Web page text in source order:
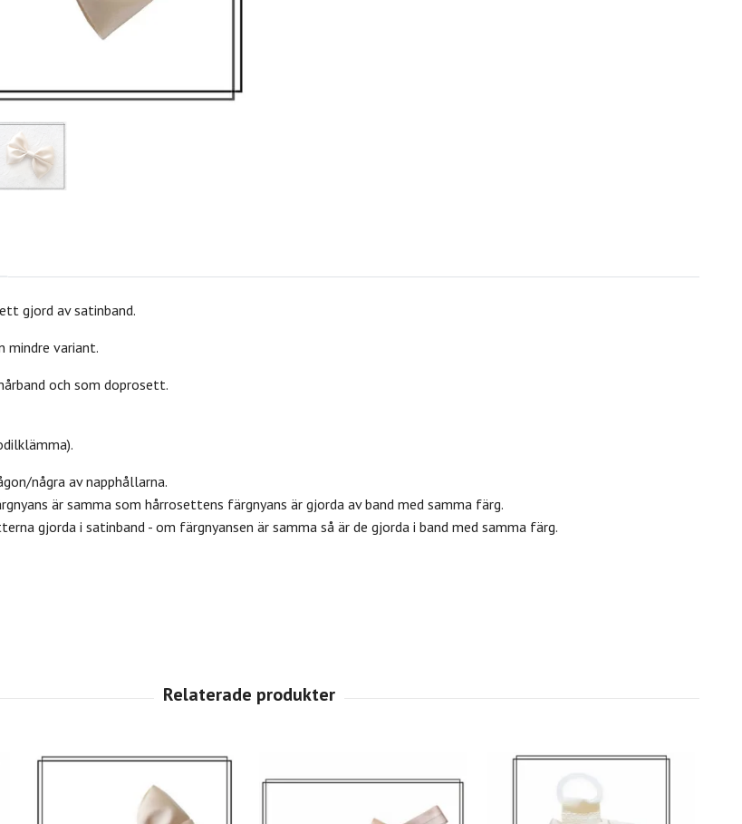
gjord av satinband.
mindre variant.
och som doprosett.
några av napphållarna.
är samma som hårrosettens färgnyans är gjorda av band med samma färg.
gjorda i satinband - om färgnyansen är samma så är de gjorda i band med samma färg.